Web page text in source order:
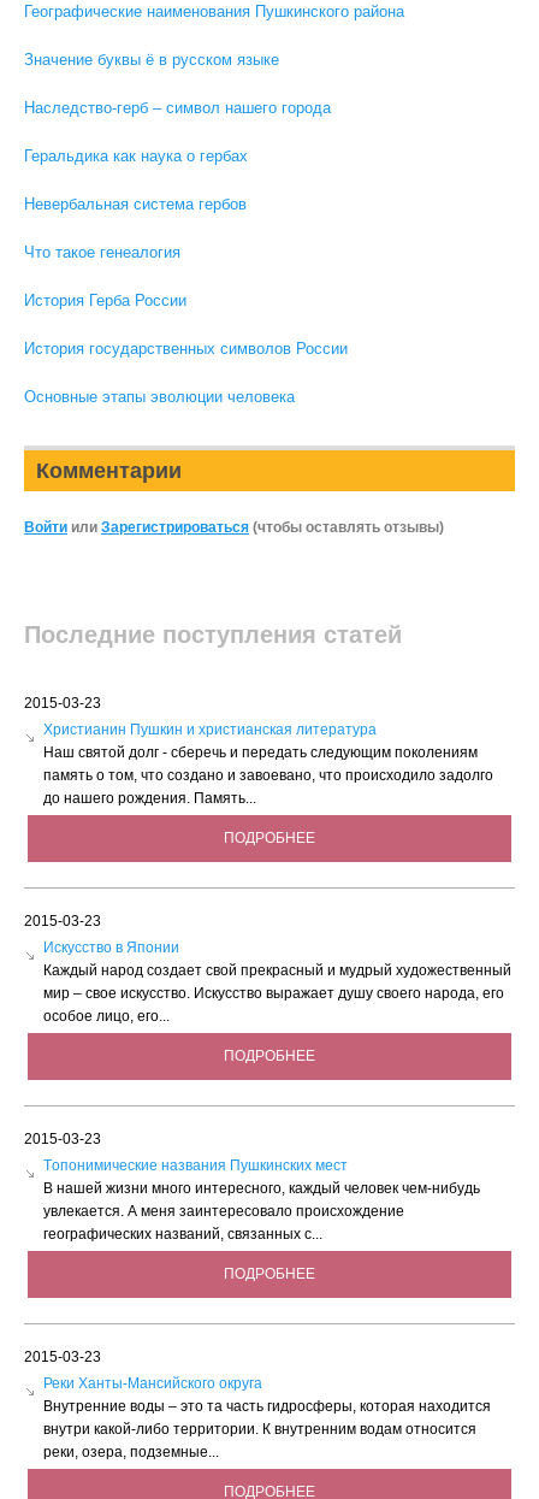
Географические наименования Пушкинского района
Значение буквы ё в русском языке
Наследство-герб – символ нашего города
Геральдика как наука о гербах
Невербальная система гербов
Что такое генеалогия
История Герба России
История государственных символов России
Основные этапы эволюции человека
Комментарии
Войти или Зарегистрироваться (чтобы оставлять отзывы)
Последние поступления статей
2015-03-23
Христианин Пушкин и христианская литература
Наш святой долг - сберечь и передать следующим поколениям
память о том, что создано и завоевано, что происходило задолго
до нашего рождения. Память...
ПОДРОБНЕЕ
2015-03-23
Искусство в Японии
Каждый народ создает свой прекрасный и мудрый художественный
мир – свое искусство. Искусство выражает душу своего народа, его
особое лицо, его...
ПОДРОБНЕЕ
2015-03-23
Tопонимические названия Пушкинских мест
В нашей жизни много интересного, каждый человек чем-нибудь
увлекается. А меня заинтересовало происхождение
географических названий, связанных с...
ПОДРОБНЕЕ
2015-03-23
Реки Ханты-Мансийского округа
Внутренние воды – это та часть гидросферы, которая находится
внутри какой-либо территории. К внутренним водам относится
реки, озера, подземные...
ПОДРОБНЕЕ